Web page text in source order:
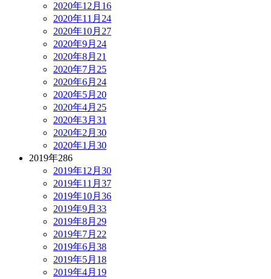
2020年12月 16
2020年11月 24
2020年10月 27
2020年9月 24
2020年8月 21
2020年7月 25
2020年6月 24
2020年5月 20
2020年4月 25
2020年3月 31
2020年2月 30
2020年1月 30
2019年286
2019年12月 30
2019年11月 37
2019年10月 36
2019年9月 33
2019年8月 29
2019年7月 22
2019年6月 38
2019年5月 18
2019年4月 19